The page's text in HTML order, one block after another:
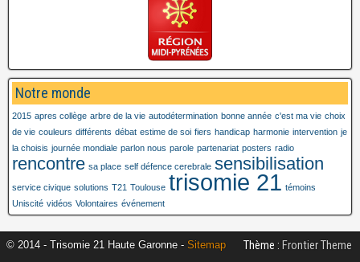
Notre monde
2015 apres collège arbre de la vie autodétermination bonne année c'est ma vie choix
de vie couleurs différents débat estime de soi fiers handicap harmonie intervention je
la choisis journée mondiale parlon nous parole partenariat posters radio
rencontre sa place self défence cerebrale sensibilisation
service civique solutions T21 Toulouse trisomie 21 témoins
Uniscité vidéos Volontaires événement
© 2014 - Trisomie 21 Haute Garonne - Sitemap Thème : Frontier Theme